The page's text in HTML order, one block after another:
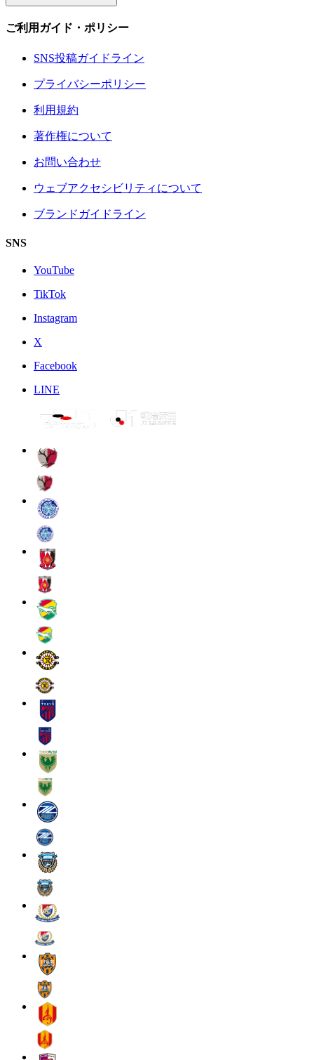
ご利用ガイド・ポリシー
SNS投稿ガイドライン
プライバシーポリシー
利用規約
著作権について
お問い合わせ
ウェブアクセシビリティについて
ブランドガイドライン
SNS
YouTube
TikTok
Instagram
X
Facebook
LINE